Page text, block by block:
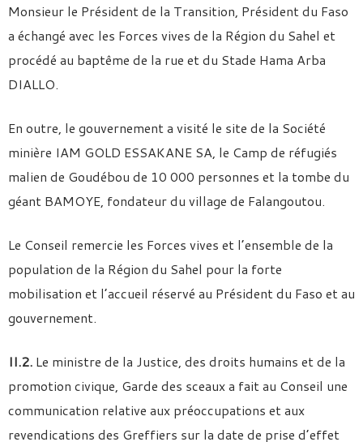
Monsieur le Président de la Transition, Président du Faso
a échangé avec les Forces vives de la Région du Sahel et
procédé au baptême de la rue et du Stade Hama Arba
DIALLO.
En outre, le gouvernement a visité le site de la Société
minière IAM GOLD ESSAKANE SA, le Camp de réfugiés
malien de Goudébou de 10 000 personnes et la tombe du
géant BAMOYE, fondateur du village de Falangoutou.
Le Conseil remercie les Forces vives et l’ensemble de la
population de la Région du Sahel pour la forte
mobilisation et l’accueil réservé au Président du Faso et au
gouvernement.
II.2. Le ministre de la Justice, des droits humains et de la
promotion civique, Garde des sceaux a fait au Conseil une
communication relative aux préoccupations et aux
revendications des Greffiers sur la date de prise d’effet